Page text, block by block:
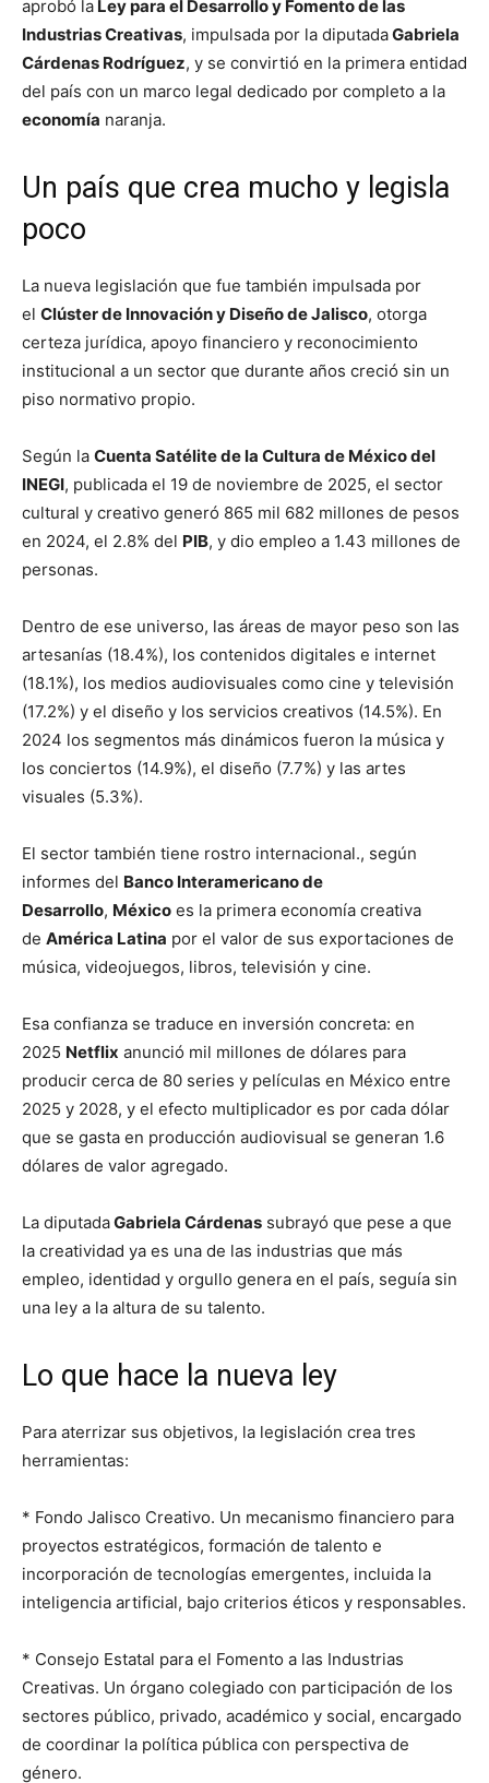
aprobó la Ley para el Desarrollo y Fomento de las
Industrias Creativas, impulsada por la diputadaGabriela
Cárdenas Rodríguez, y se convirtió en la primera entidad
del país con un marco legal dedicado por completo a la
economía naranja.
Un país que crea mucho y legisla
poco
La nueva legislación que fue también impulsada por
el Clúster de Innovación y Diseño de Jalisco, otorga
certeza jurídica, apoyo financiero y reconocimiento
institucional a un sector que durante años creció sin un
piso normativo propio.
Según la Cuenta Satélite de la Cultura de México del
INEGI, publicada el 19 de noviembre de 2025, el sector
cultural y creativo generó 865 mil 682 millones de pesos
en 2024, el 2.8% del PIB, y dio empleo a 1.43 millones de
personas.
Dentro de ese universo, las áreas de mayor peso son las
artesanías (18.4%), los contenidos digitales e internet
(18.1%), los medios audiovisuales como cine y televisión
(17.2%) y el diseño y los servicios creativos (14.5%). En
2024 los segmentos más dinámicos fueron la música y
los conciertos (14.9%), el diseño (7.7%) y las artes
visuales (5.3%).
El sector también tiene rostro internacional., según
informes del Banco Interamericano de
Desarrollo, México es la primera economía creativa
de América Latina por el valor de sus exportaciones de
música, videojuegos, libros, televisión y cine.
Esa confianza se traduce en inversión concreta: en
2025 Netflix anunció mil millones de dólares para
producir cerca de 80 series y películas en México entre
2025 y 2028, y el efecto multiplicador es por cada dólar
que se gasta en producción audiovisual se generan 1.6
dólares de valor agregado.
La diputadaGabriela Cárdenas subrayó que pese a que
la creatividad ya es una de las industrias que más
empleo, identidad y orgullo genera en el país, seguía sin
una ley a la altura de su talento.
Lo que hace la nueva ley
Para aterrizar sus objetivos, la legislación crea tres
herramientas:
* Fondo Jalisco Creativo. Un mecanismo financiero para
proyectos estratégicos, formación de talento e
incorporación de tecnologías emergentes, incluida la
inteligencia artificial, bajo criterios éticos y responsables.
* Consejo Estatal para el Fomento a las Industrias
Creativas. Un órgano colegiado con participación de los
sectores público, privado, académico y social, encargado
de coordinar la política pública con perspectiva de
género.